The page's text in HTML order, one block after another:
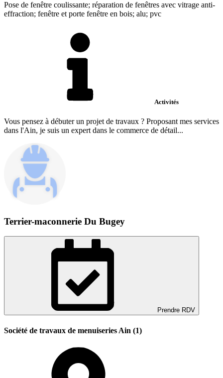
Pose de fenêtre coulissante; réparation de fenêtres avec vitrage anti-
effraction; fenêtre et porte fenêtre en bois; alu; pvc
Activités
Vous pensez à débuter un projet de travaux ? Proposant mes services
dans l'Ain, je suis un expert dans le commerce de détail...
Terrier-maconnerie Du Bugey
Prendre RDV
Société de travaux de menuiseries Ain (1)